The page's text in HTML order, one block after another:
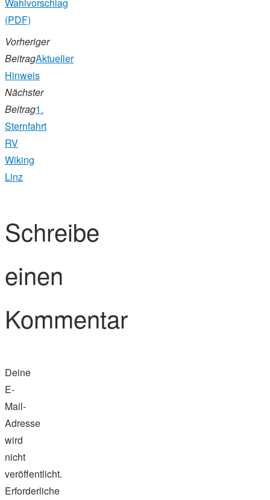
Wahlvorschlag
(PDF)
Vorheriger
BeitragAktueller
Hinweis
Nächster
Beitrag1.
Sternfahrt
RV
Wiking
Linz
Schreibe
einen
Kommentar
Deine
E-
Mail-
Adresse
wird
nicht
veröffentlicht.
Erforderliche